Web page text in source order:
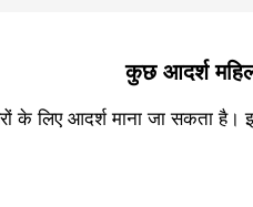
कुछ आदर्श
के लिए आदर्श माना जा सकता है।